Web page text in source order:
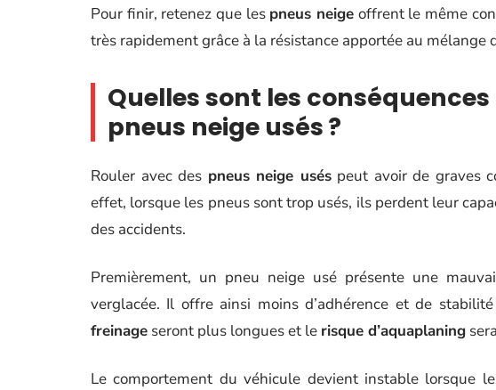
Pour finir, retenez que les pneus neige offrent le même
très rapidement grâce à la résistance apportée au mélange
Quelles sont les
pneus neige usés ?
Rouler avec des pneus neige uséspeut avoir de graves
effet, lorsque les pneus sont trop usés, ils perdent leur
des accidents.
Premièrement, un pneu neige usé présente une
verglacée. Il offre ainsi moins d’adhérence et de
freinage seront plus longues et le risque d’aquaplaning
Le comportement du véhicule devient instable lorsque